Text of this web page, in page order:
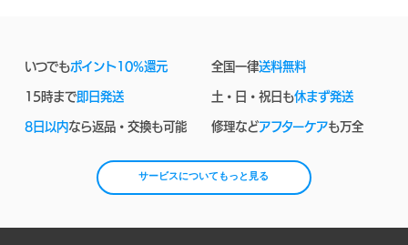
いつでもポイント10%還元 全国一律送料無料
15時まで即日発送 土・日・祝日も休まず発送
8日以内なら返品・交換も可能 修理などアフターケアも万全
サービスについてもっと見る